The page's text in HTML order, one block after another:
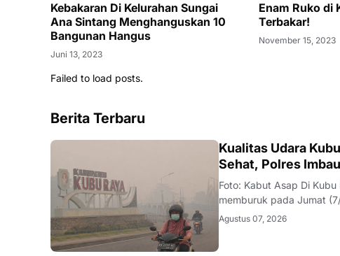
Kebakaran Di Kelurahan Sungai
Ana Sintang Menghanguskan 10
Bangunan Hangus
Juni 13, 2023
Enam Ruko di
Terbakar!
November 15, 2023
Failed to load posts.
Berita Terbaru
KALBAR
Kualitas Udara
Sehat, Polres
Foto: Kabut Asap Di
memburuk pada Jumat
Klimatologi, dan
Agustus 07, 2026